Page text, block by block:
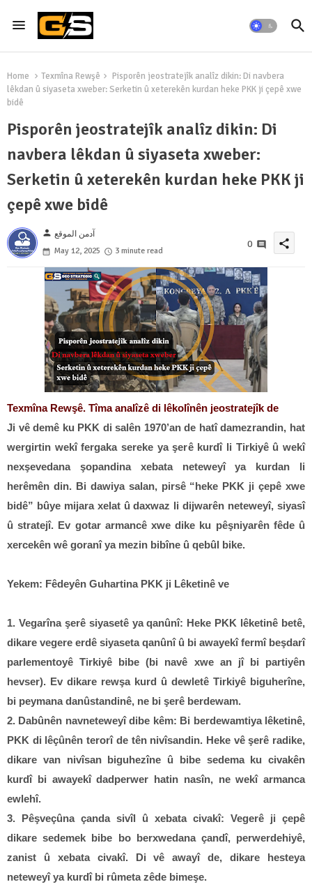
Home Texmîna Rewşê
Pisporên jeostratejîk analîz dikin: Di navbera
lêkdan û siyaseta xweber: Serketin û xeterekên kurdan heke PKK ji çepê xwe
bidê
Pisporên jeostratejîk analîz dikin: Di
navbera lêkdan û siyaseta xweber:
Serketin û xeterekên kurdan heke PKK ji
çepê xwe bidê
person آدمن الموقع
May 12, 2025
3 minute read
0 share
Texmîna Rewşê. Tîma analîzê di lêkolînên jeostratejîk de
Ji vê demê ku PKK di salên 1970’an de hatî damezrandin, hat
wergirtin wekî fergaka sereke ya şerê kurdî li Tirkiyê û wekî
nexşevedana şopandina xebata neteweyî ya kurdan li
herêmên din. Bi dawiya salan, pirsê “heke PKK ji çepê xwe
bidê” bûye mijara xelat û daxwaz li dijwarên neteweyî, siyasî
û stratejî. Ev gotar armancê xwe dike ku pêşniyarên fêde û
xercekên wê goranî ya mezin bibîne û qebûl bike.
Yekem: Fêdeyên Guhartina PKK ji Lêketinê ve
1. Vegarîna şerê siyasetê ya qanûnî: Heke PKK lêketinê betê,
dikare vegere erdê siyaseta qanûnî û bi awayekî fermî beşdarî
parlementoyê Tirkiyê bibe (bi navê xwe an jî bi partiyên
hevser). Ev dikare rewşa kurd û dewletê Tirkiyê biguherîne,
bi peymana danûstandinê, ne bi şerê berdewam.
2. Dabûnên navneteweyî dibe kêm: Bi berdewamtiya lêketinê,
PKK di lêçûnên terorî de tên nivîsandin. Heke vê şerê radike,
dikare van nivîsan biguhezîne û bibe sedema ku civakên
kurdî bi awayekî dadperwer hatin nasîn, ne wekî armanca
ewlehî.
3. Pêşveçûna çanda sivîl û xebata civakî: Vegerê ji çepê
dikare sedemek bibe bo berxwedana çandî, perwerdehiyê,
zanist û xebata civakî. Di vê awayî de, dikare hesteya
neteweyî ya kurdî bi rûmeta zêde bimeşe.